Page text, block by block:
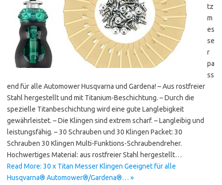
tz
m
es
se
r
pa
ss
end für alle Automower Husqvarna und Gardena! – Aus rostfreier
Stahl hergestellt und mit Titanium-Beschichtung. – Durch die
spezielle Titanbeschichtung wird eine gute Langlebigkeit
gewährleistet. – Die Klingen sind extrem scharf. – Langleibig und
leistungsfähig. – 30 Schrauben und 30 Klingen Packet: 30
Schrauben 30 Klingen Multi-Funktions-Schraubendreher.
Hochwertiges Material: aus rostfreier Stahl hergestellt…
Read More: 30 x Titan Messer Klingen Geeignet für alle
Husqvarna® Automower®/Gardena®… »